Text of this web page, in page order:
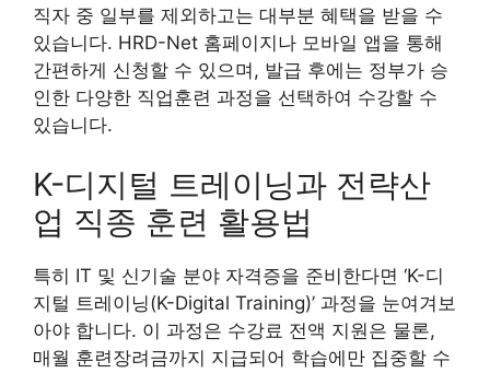
직자 중 일부를 제외하고는 대부분 혜택을 받을 수
있습니다. HRD-Net 홈페이지나 모바일 앱을 통해
간편하게 신청할 수 있으며, 발급 후에는 정부가 승
인한 다양한 직업훈련 과정을 선택하여 수강할 수
있습니다.
K-디지털 트레이닝과 전략산
업 직종 훈련 활용법
특히 IT 및 신기술 분야 자격증을 준비한다면 ‘K-디
지털 트레이닝(K-Digital Training)’ 과정을 눈여겨보
아야 합니다. 이 과정은 수강료 전액 지원은 물론,
매월 훈련장려금까지 지급되어 학습에만 집중할 수